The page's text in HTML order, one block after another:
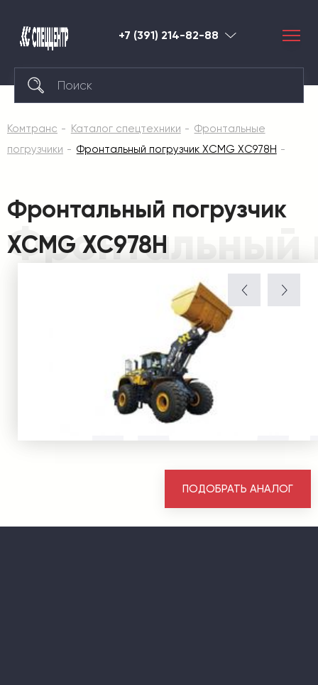
+7 (391) 214-82-88 Красноярск
Комтранс Каталог спецтехники
Фронтальные
погрузчики
Фронтальный погрузчик XCMG XC978H
Фронтальный
Фронтальный погрузчик
XCMG XC978H
ПОДОБРАТЬ АНАЛОГ